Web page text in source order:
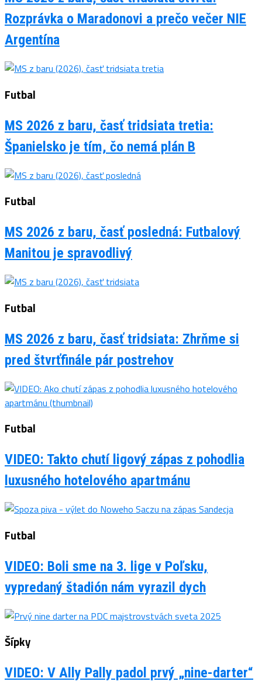
Rozprávka o Maradonovi a prečo večer NIE
Argentína
Futbal
MS 2026 z baru, časť tridsiata tretia:
Španielsko je tím, čo nemá plán B
Futbal
MS 2026 z baru, časť posledná: Futbalový
Manitou je spravodlivý
Futbal
MS 2026 z baru, časť tridsiata: Zhrňme si
pred štvrťfinále pár postrehov
Futbal
VIDEO: Takto chutí ligový zápas z pohodlia
luxusného hotelového apartmánu
Futbal
VIDEO: Boli sme na 3. lige v Poľsku,
vypredaný štadión nám vyrazil dych
Šípky
VIDEO: V Ally Pally padol prvý „nine-darter“